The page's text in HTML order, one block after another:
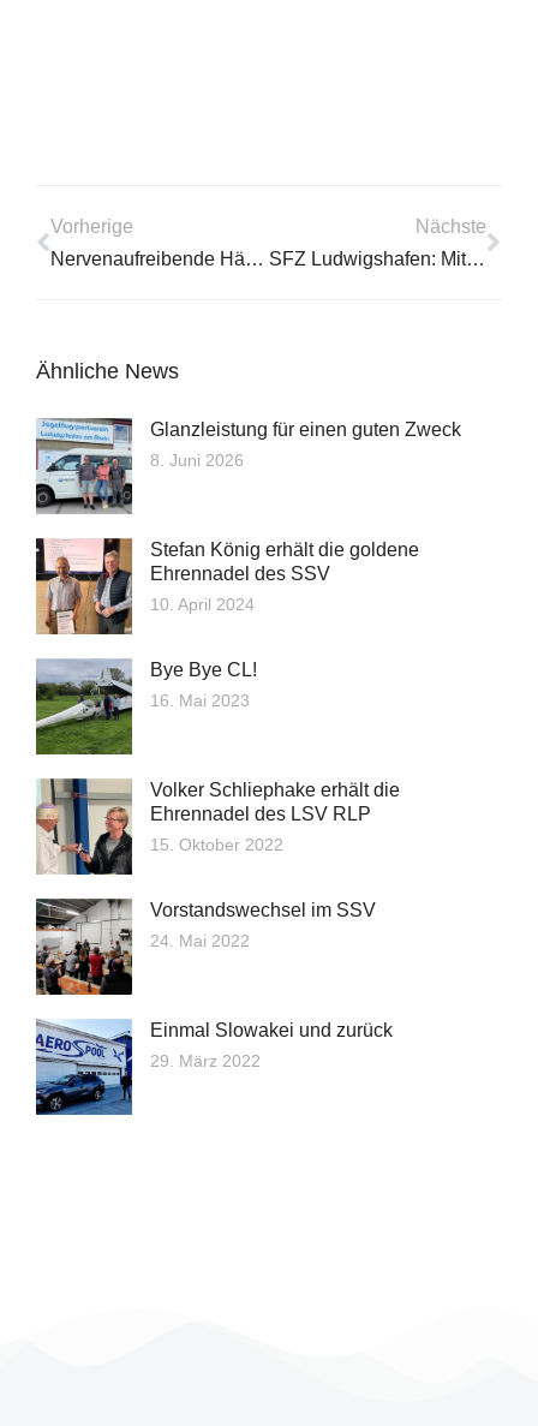
Vorherige
Nervenaufreibende Hängepartie!
Nächste
SFZ Ludwigshafen: Mit Vollgas in die erste Liga!
Ähnliche News
Glanzleistung für einen guten Zweck
8. Juni 2026
Stefan König erhält die goldene
Ehrennadel des SSV
10. April 2024
Bye Bye CL!
16. Mai 2023
Volker Schliephake erhält die
Ehrennadel des LSV RLP
15. Oktober 2022
Vorstandswechsel im SSV
24. Mai 2022
Einmal Slowakei und zurück
29. März 2022